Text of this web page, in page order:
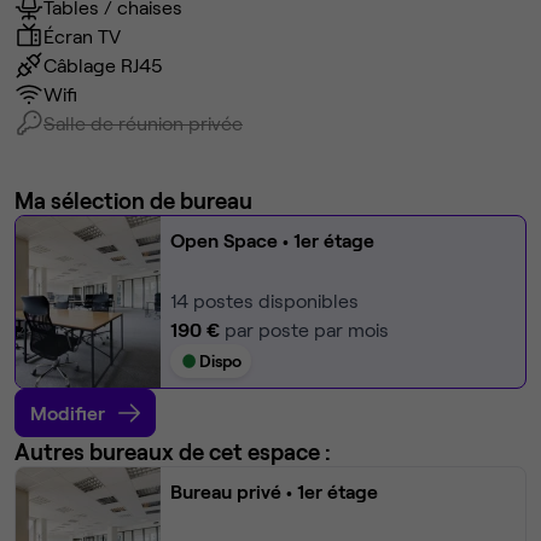
Parking public Vinci dans le centre d’affaires.
Si ce bien vous intéresse, n'hésitez pas à nous contacter
pour organiser une visite !
Tables / chaises
Écran TV
Câblage RJ45
Wifi
Salle de réunion privée
Ma sélection de bureau
Open Space • 1er étage
14 postes disponibles
190 € par poste par mois
Dispo
Modifier
Autres bureaux de cet espace :
Bureau privé • 1er étage